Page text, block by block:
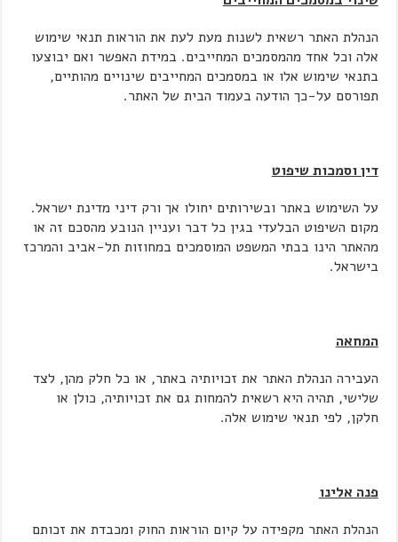
הנהלת האתר רשאית לשנות מעת לעת את הוראות תנאי שימוש
אלה וכל אחד מהמסמכים המחייבים. במידת האפשר ואם יבוצעו
בתנאי שימוש אלו או במסמכים המחייבים שינויים מהותיים,
תפורסם על-כך הודעה בעמוד הבית של האתר.
דין וסמכות שיפוט
על השימוש באתר ובשירותים יחולו אך ורק דיני מדינת ישראל.
מקום השיפוט הבלעדי בגין כל דבר ועניין הנובע מהסכם זה או
מהאתר הינו בבתי המשפט המוסמכים במחוזות תל-אביב והמרכז
בישראל.
המחאה
העבירה הנהלת האתר את זכויותיה באתר, או כל חלק מהן, לצד
שלישי, תהיה היא רשאית להמחות גם את זכויותיה, כולן או
חלקן, לפי תנאי שימוש אלה.
פנה אלינו
הנהלת האתר מקפידה על קיום הוראות החוק ומכבדת את זכותם